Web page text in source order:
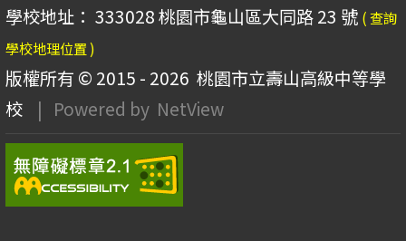
學校地址： 333028 桃園市龜山區大同路 23 號 ( 查詢
學校地理位置 )
版權所有 © 2015 - 2026 桃園市立壽山高級中等學
校
| Powered by NetView